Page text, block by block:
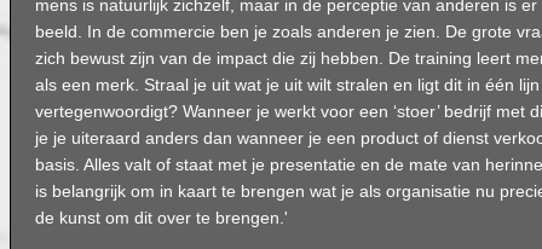
mens is natuurlijk zichzelf, maar in de perceptie van anderen is
beeld. In de commercie ben je zoals anderen je zien. De grote
zich bewust zijn van de impact die zij hebben. De training leert
als een merk. Straal je uit wat je uit wilt stralen en ligt dit in één
vertegenwoordigt? Wanneer je werkt voor een ‘stoer’ bedrijf met
je je uiteraard anders dan wanneer je een product of dienst
basis. Alles valt of staat met je presentatie en de mate van
is belangrijk om in kaart te brengen wat je als organisatie nu
de kunst om dit over te brengen.'